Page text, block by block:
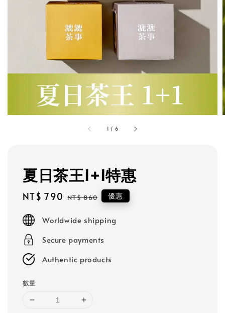
1 / 6
夏日茶王1+1特惠
Sale
NT$ 790 Regular
NT$ 860 優惠
Worldwide shipping
Secure payments
Authentic products
數量